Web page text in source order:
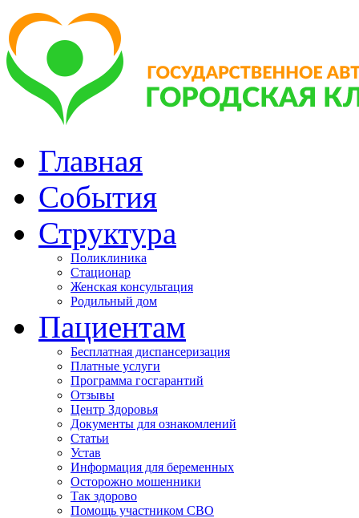
Главная
События
Структура
Поликлиника
Стационар
Женская консультация
Родильный дом
Пациентам
Бесплатная диспансеризация
Платные услуги
Программа госгарантий
Отзывы
Центр Здоровья
Документы для ознакомлений
Статьи
Устав
Информация для беременных
Осторожно мошенники
Так здорово
Помощь участником СВО